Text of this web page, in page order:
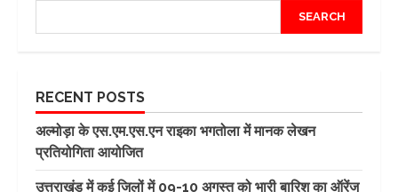
SEARCH
RECENT POSTS
अल्मोड़ा के एस.एम.एस.एन राइका भगतोला में मानक लेखन
प्रतियोगिता आयोजित
उत्तराखंड में कई जिलों में 09-10 अगस्त को भारी बारिश का ऑरेंज